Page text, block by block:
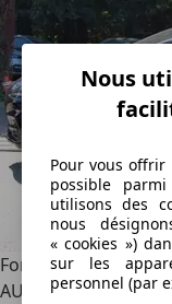
Nous
Pour vous offrir
possible
utilisons des
nous
« cookies »)
sur les
personnel (par
Ford Puma Puma 1.0
AUTOMATIQUE 1 AN